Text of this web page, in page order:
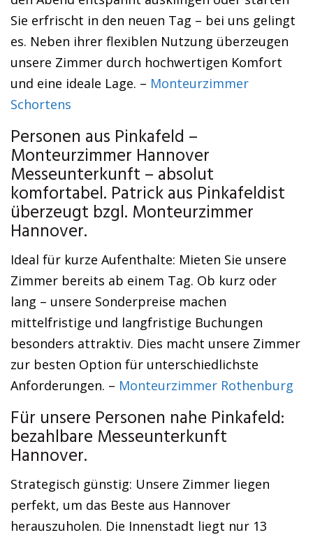
Sie erfrischt in den neuen Tag – bei uns gelingt
es. Neben ihrer flexiblen Nutzung überzeugen
unsere Zimmer durch hochwertigen Komfort
und eine ideale Lage. – Monteurzimmer
Schortens
Personen aus Pinkafeld –
Monteurzimmer Hannover
Messeunterkunft – absolut
komfortabel. Patrick aus Pinkafeldist
überzeugt bzgl. Monteurzimmer
Hannover.
Ideal für kurze Aufenthalte: Mieten Sie unsere
Zimmer bereits ab einem Tag. Ob kurz oder
lang – unsere Sonderpreise machen
mittelfristige und langfristige Buchungen
besonders attraktiv. Dies macht unsere Zimmer
zur besten Option für unterschiedlichste
Anforderungen. – Monteurzimmer Rothenburg
Für unsere Personen nahe Pinkafeld:
bezahlbare Messeunterkunft
Hannover.
Strategisch günstig: Unsere Zimmer liegen
perfekt, um das Beste aus Hannover
herauszuholen. Die Innenstadt liegt nur 13